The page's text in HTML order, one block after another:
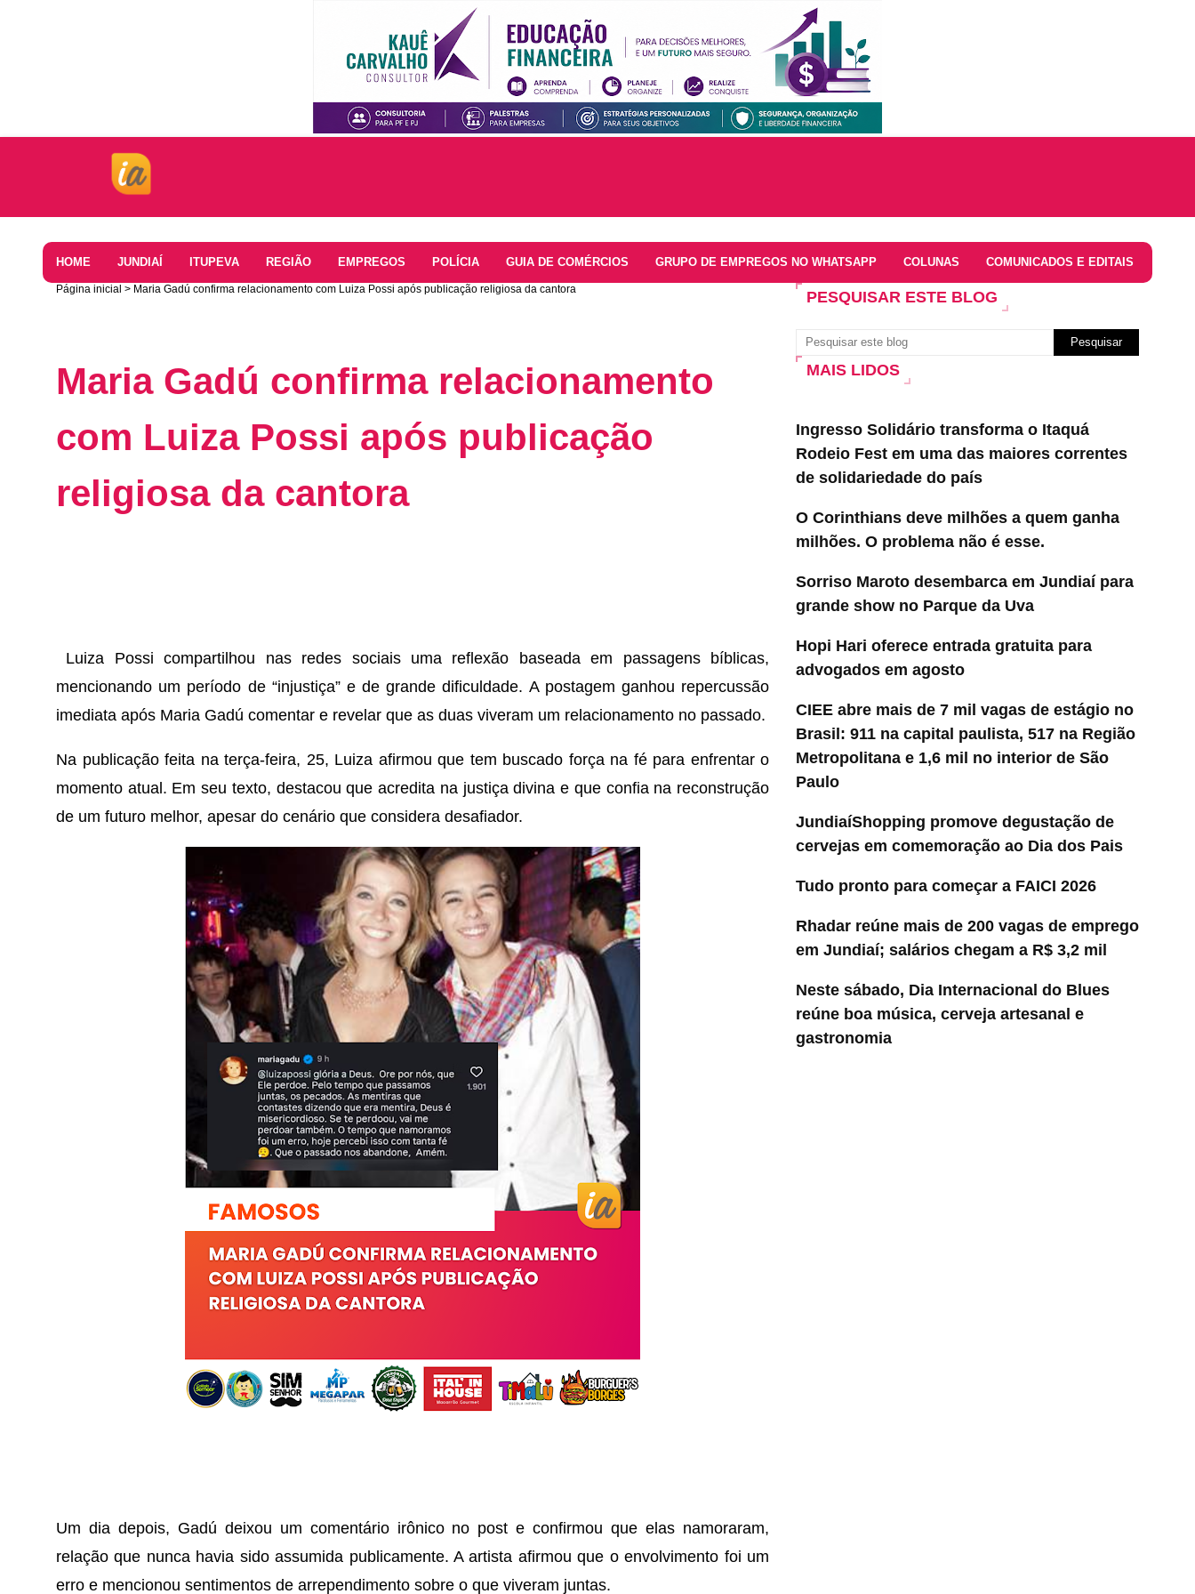
HOME JUNDIAÍ ITUPEVA REGIÃO EMPREGOS POLÍCIA GUIA DE COMÉRCIOS GRUPO DE EMPREGOS NO WHATSAPP COLUNAS COMUNICADOS E EDITAIS
Página inicial Maria Gadú confirma relacionamento com Luiza Possi após publicação religiosa da cantora
Maria Gadú confirma relacionamento
com Luiza Possi após publicação
religiosa da cantora
Luiza Possi compartilhou nas redes sociais uma reflexão baseada em passagens bíblicas,
mencionando um período de “injustiça” e de grande dificuldade. A postagem ganhou repercussão
imediata após Maria Gadú comentar e revelar que as duas viveram um relacionamento no passado.
Na publicação feita na terça-feira, 25, Luiza afirmou que tem buscado força na fé para enfrentar o
momento atual. Em seu texto, destacou que acredita na justiça divina e que confia na reconstrução
de um futuro melhor, apesar do cenário que considera desafiador.
Um dia depois, Gadú deixou um comentário irônico no post e confirmou que elas namoraram,
relação que nunca havia sido assumida publicamente. A artista afirmou que o envolvimento foi um
erro e mencionou sentimentos de arrependimento sobre o que viveram juntas.
PESQUISAR ESTE BLOG
MAIS LIDOS
Ingresso Solidário transforma o Itaquá
Rodeio Fest em uma das maiores correntes
de solidariedade do país
O Corinthians deve milhões a quem ganha
milhões. O problema não é esse.
Sorriso Maroto desembarca em Jundiaí para
grande show no Parque da Uva
Hopi Hari oferece entrada gratuita para
advogados em agosto
CIEE abre mais de 7 mil vagas de estágio no
Brasil: 911 na capital paulista, 517 na Região
Metropolitana e 1,6 mil no interior de São
Paulo
JundiaíShopping promove degustação de
cervejas em comemoração ao Dia dos Pais
Tudo pronto para começar a FAICI 2026
Rhadar reúne mais de 200 vagas de emprego
em Jundiaí; salários chegam a R$ 3,2 mil
Neste sábado, Dia Internacional do Blues
reúne boa música, cerveja artesanal e
gastronomia